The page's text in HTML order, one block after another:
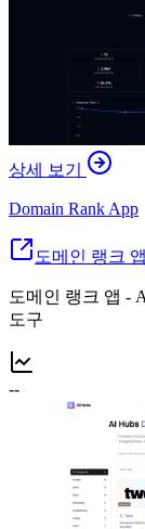
상세 보기
Domain Rank App
도메인 랭크 앱
도메인 랭크 앱 -
도구
--